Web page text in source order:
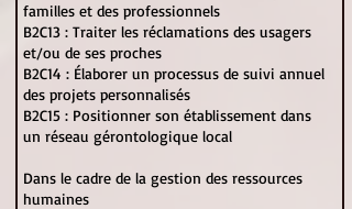
familles et des professionnels
B2C13 : Traiter les réclamations des usagers
et/ou de ses proches
B2C14 : Élaborer un processus de suivi annuel
des projets personnalisés
B2C15 : Positionner son établissement dans
un réseau gérontologique local
Dans le cadre de la gestion des ressources
humaines